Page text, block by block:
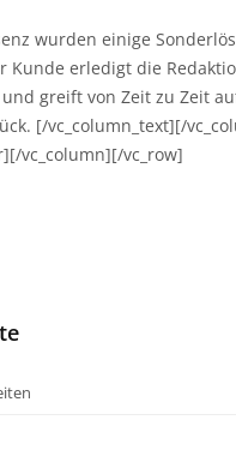
wurden einige
Kunde erledigt die
greift von Zeit zu Zeit
[/vc_column_text][/
vc_column][/vc_row]